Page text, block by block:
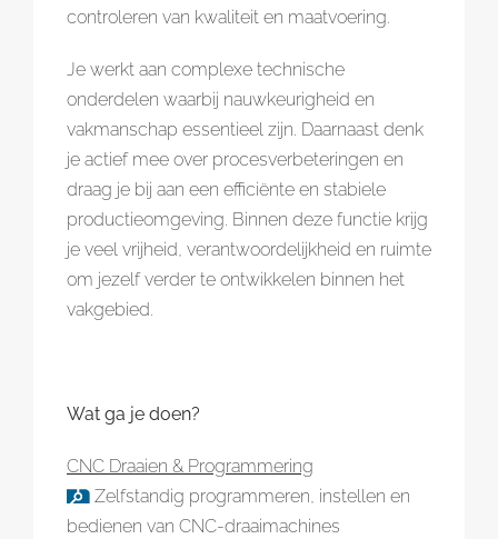
controleren van kwaliteit en maatvoering.
Je werkt aan complexe technische
onderdelen waarbij nauwkeurigheid en
vakmanschap essentieel zijn. Daarnaast denk
je actief mee over procesverbeteringen en
draag je bij aan een efficiënte en stabiele
productieomgeving. Binnen deze functie krijg
je veel vrijheid, verantwoordelijkheid en ruimte
om jezelf verder te ontwikkelen binnen het
vakgebied.
Wat ga je doen?
CNC Draaien & Programmering
Zelfstandig programmeren, instellen en
bedienen van CNC-draaimachines